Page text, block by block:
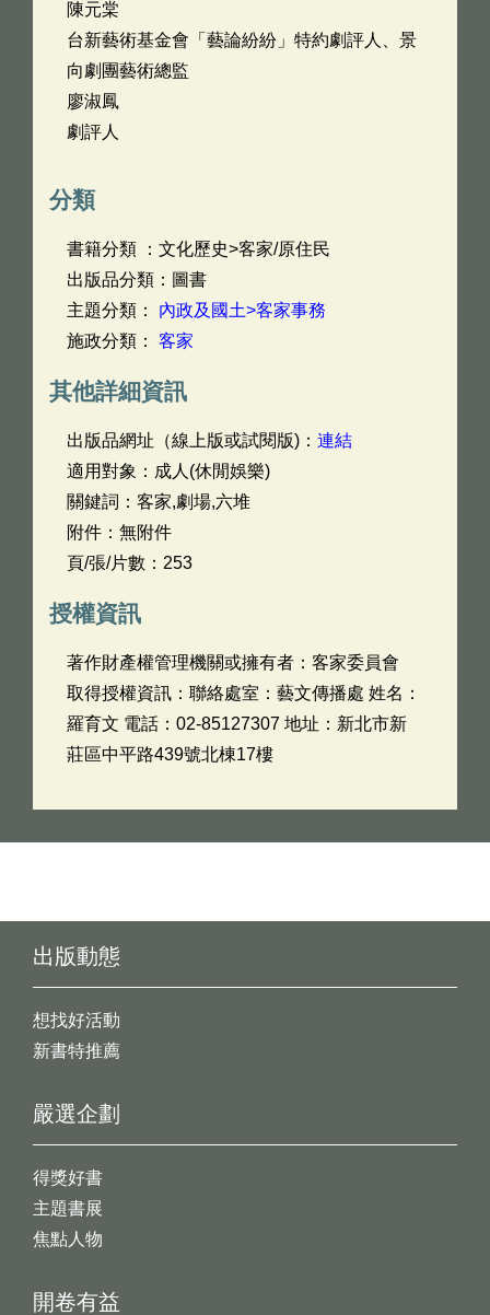
陳元棠
台新藝術基金會「藝論紛紛」特約劇評人、景
向劇團藝術總監
廖淑鳳
劇評人
分類
書籍分類 ：文化歷史>客家/原住民
出版品分類：圖書
主題分類： 內政及國土>客家事務
施政分類： 客家
其他詳細資訊
出版品網址（線上版或試閱版)： 連結
適用對象：成人(休閒娛樂)
關鍵詞：客家,劇場,六堆
附件：無附件
頁/張/片數：253
授權資訊
著作財產權管理機關或擁有者：客家委員會
取得授權資訊：聯絡處室：藝文傳播處 姓名：
羅育文 電話：02-85127307 地址：新北市新
莊區中平路439號北棟17樓
出版動態
想找好活動
新書特推薦
開卷有益
嚴選企劃
得獎好書
主題書展
焦點人物